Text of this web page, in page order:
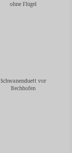
ohne Flügel
Schwanenduett vor
Bechhofen